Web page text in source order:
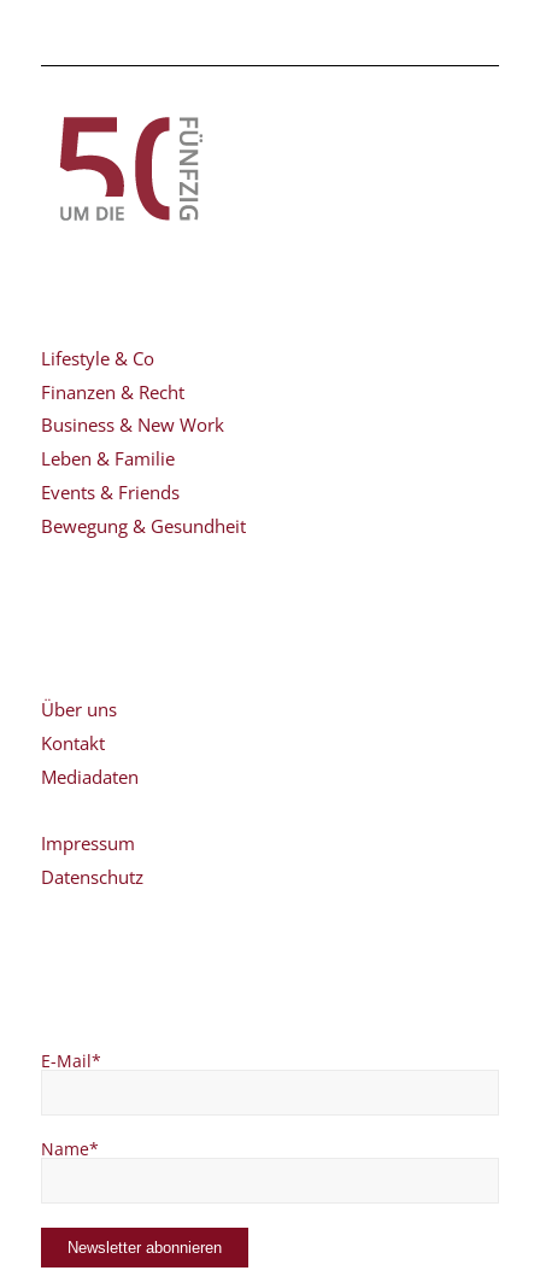
Lifestyle & Co
Finanzen & Recht
Business & New Work
Leben & Familie
Events & Friends
Bewegung & Gesundheit
Über uns
Kontakt
Mediadaten
Impressum
Datenschutz
E-Mail*
Name*